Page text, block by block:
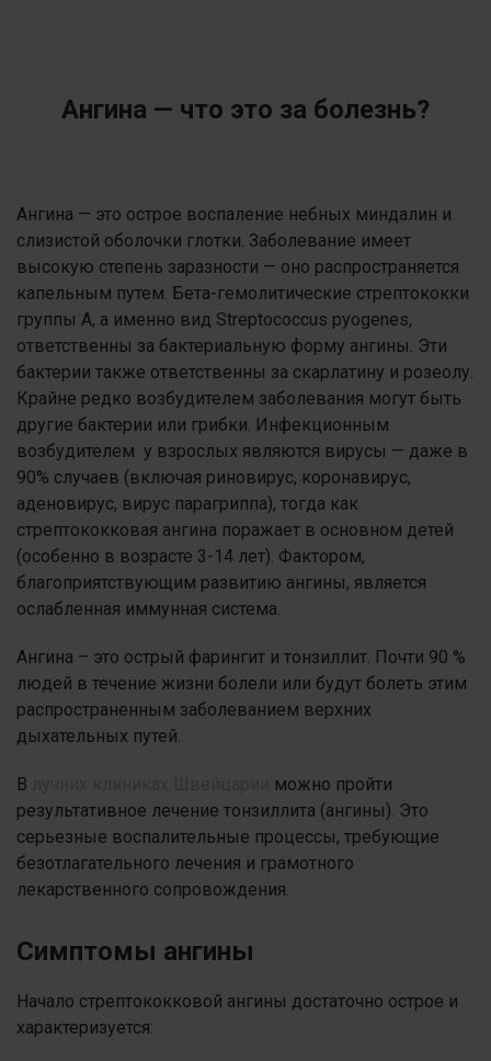
Ангина — что это за болезнь?
Ангина — это острое воспаление небных миндалин и
слизистой оболочки глотки. Заболевание имеет
высокую степень заразности — оно распространяется
капельным путем. Бета-гемолитические стрептококки
группы А, а именно вид Streptococcus pyogenes,
ответственны за бактериальную форму ангины. Эти
бактерии также ответственны за скарлатину и розеолу.
Крайне редко возбудителем заболевания могут быть
другие бактерии или грибки. Инфекционным
возбудителем у взрослых являются вирусы — даже в
90% случаев (включая риновирус, коронавирус,
аденовирус, вирус парагриппа), тогда как
стрептококковая ангина поражает в основном детей
(особенно в возрасте 3-14 лет). Фактором,
благоприятствующим развитию ангины, является
ослабленная иммунная система.
Ангина – это острый фарингит и тонзиллит. Почти 90 %
людей в течение жизни болели или будут болеть этим
распространенным заболеванием верхних
дыхательных путей.
В
можно пройти
результативное лечение тонзиллита (ангины). Это
серьезные воспалительные процессы, требующие
безотлагательного лечения и грамотного
лекарственного сопровождения.
Симптомы ангины
Начало стрептококковой ангины достаточно острое и
характеризуется: